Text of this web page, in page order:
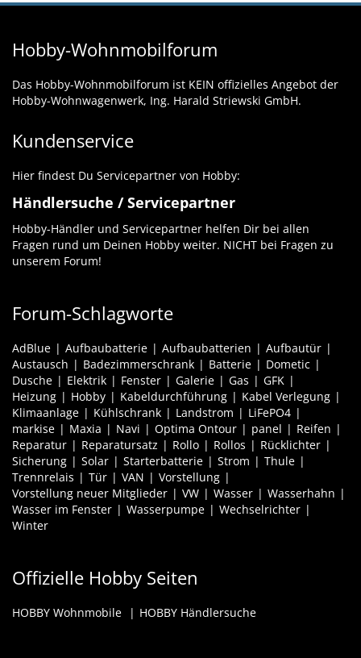
Hobby-Wohnmobilforum
Das Hobby-Wohnmobilforum ist KEIN offizielles Angebot der
Hobby-Wohnwagenwerk, Ing. Harald Striewski GmbH.
Kundenservice
Hier findest Du Servicepartner von Hobby:
Händlersuche / Servicepartner
Hobby-Händler und Servicepartner helfen Dir bei allen
Fragen rund um Deinen Hobby weiter. NICHT bei Fragen zu
unserem Forum!
Forum-Schlagworte
AdBlue Aufbaubatterie Aufbaubatterien
Aufbautür
Austausch
Badezimmerschrank Batterie
Dometic
Dusche
Elektrik Fenster Galerie Gas
GFK
Heizung
Hobby Kabeldurchführung
Kabel Verlegung
Klimaanlage
Kühlschrank Landstrom
LiFePO4
markise
Maxia Navi Optima Ontour panel
Reifen
Reparatur
Reparatursatz Rollo Rollos
Rücklichter
Sicherung
Solar Starterbatterie Strom
Thule
Trennrelais
Tür VAN
Vorstellung
Vorstellung neuer Mitglieder
VW Wasser
Wasserhahn
Wasser im Fenster
Wasserpumpe
Wechselrichter
Winter
Offizielle Hobby Seiten
HOBBY Wohnmobile HOBBY Händlersuche